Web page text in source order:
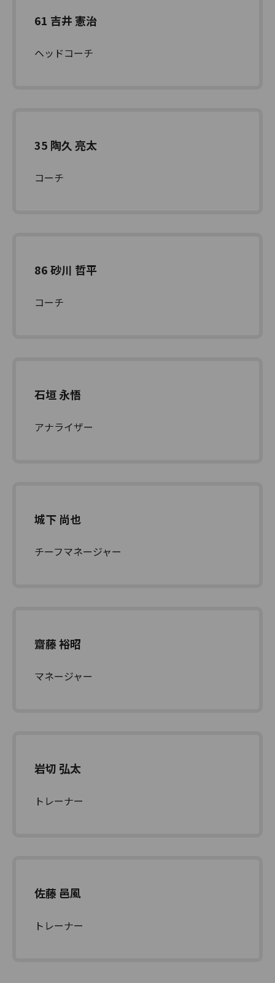
61 吉井 憲治
ヘッドコーチ
35 陶久 亮太
コーチ
86 砂川 哲平
コーチ
石垣 永悟
アナライザー
城下 尚也
チーフマネージャー
齋藤 裕昭
マネージャー
岩切 弘太
トレーナー
佐藤 邑風
トレーナー